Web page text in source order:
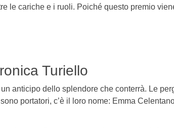
le cariche e i ruoli. Poiché questo premio
Turiello
anticipo dello splendore che conterrà. Le
portatori, c’è il loro nome: Emma